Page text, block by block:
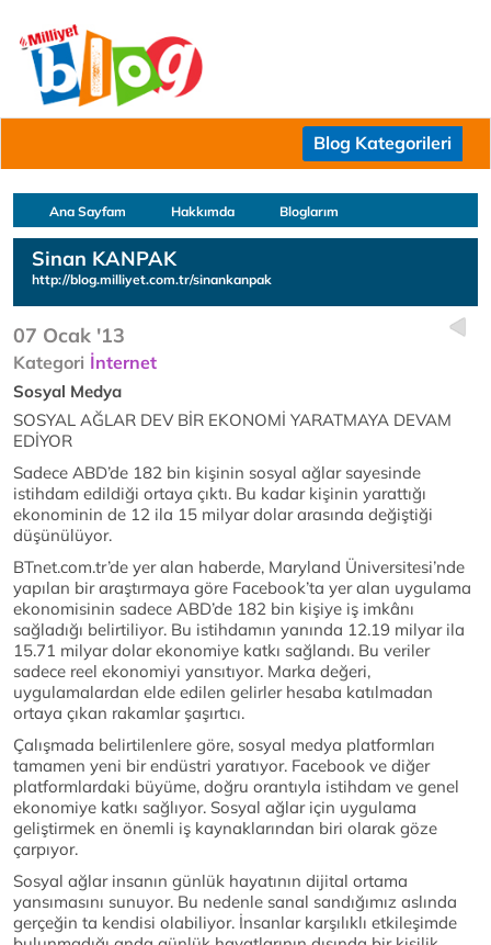
Blog Kategorileri
Ana Sayfam Hakkımda Bloglarım
Sinan KANPAK
http://blog.milliyet.com.tr/sinankanpak
07 Ocak '13
Kategori İnternet
Sosyal Medya
SOSYAL AĞLAR DEV BİR EKONOMİ YARATMAYA DEVAM
EDİYOR
Sadece ABD’de 182 bin kişinin sosyal ağlar sayesinde
istihdam edildiği ortaya çıktı. Bu kadar kişinin yarattığı
ekonominin de 12 ila 15 milyar dolar arasında değiştiği
düşünülüyor.
BTnet.com.tr’de yer alan haberde, Maryland Üniversitesi’nde
yapılan bir araştırmaya göre Facebook’ta yer alan uygulama
ekonomisinin sadece ABD’de 182 bin kişiye iş imkânı
sağladığı belirtiliyor. Bu istihdamın yanında 12.19 milyar ila
15.71 milyar dolar ekonomiye katkı sağlandı. Bu veriler
sadece reel ekonomiyi yansıtıyor. Marka değeri,
uygulamalardan elde edilen gelirler hesaba katılmadan
ortaya çıkan rakamlar şaşırtıcı.
Çalışmada belirtilenlere göre, sosyal medya platformları
tamamen yeni bir endüstri yaratıyor. Facebook ve diğer
platformlardaki büyüme, doğru orantıyla istihdam ve genel
ekonomiye katkı sağlıyor. Sosyal ağlar için uygulama
geliştirmek en önemli iş kaynaklarından biri olarak göze
çarpıyor.
Sosyal ağlar insanın günlük hayatının dijital ortama
yansımasını sunuyor. Bu nedenle sanal sandığımız aslında
gerçeğin ta kendisi olabiliyor. İnsanlar karşılıklı etkileşimde